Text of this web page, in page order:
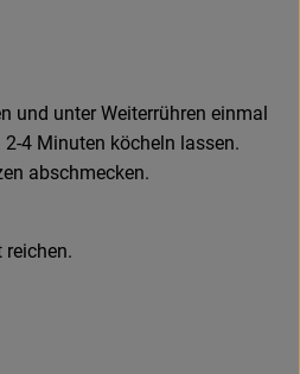
und unter Weiterrühren einmal
2-4 Minuten köcheln lassen.
abschmecken.
reichen.